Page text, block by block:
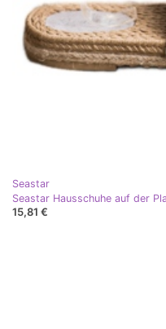
Seastar
Seastar Hausschuhe auf der
15,81 €